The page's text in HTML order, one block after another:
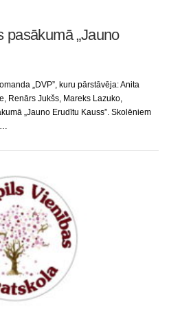
pasākumā „Jauno
„DVP”, kuru pārstāvēja: Anita
Renārs Jukšs, Mareks Lazuko,
„Jauno Erudītu Kauss”. Skolēniem
…